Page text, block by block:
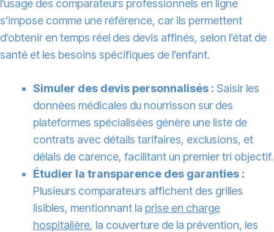
l’usage des comparateurs professionnels en ligne
s’impose comme une référence, car ils permettent
d’obtenir en temps réel des devis affinés, selon l’état de
santé et les besoins spécifiques de l’enfant.
Simuler des devis personnalisés : Saisir les
données médicales du nourrisson sur des
plateformes spécialisées génère une liste de
contrats avec détails tarifaires, exclusions, et
délais de carence, facilitant un premier tri objectif.
Étudier la transparence des garanties :
Plusieurs comparateurs affichent des grilles
lisibles, mentionnant la prise en charge
hospitalière, la couverture de la prévention, les